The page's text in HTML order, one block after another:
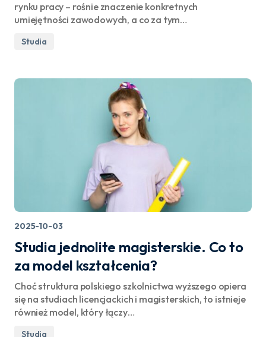
rynku pracy – rośnie znaczenie konkretnych
umiejętności zawodowych, a co za tym…
Studia
2025-10-03
Studia jednolite magisterskie. Co to
za model kształcenia?
Choć struktura polskiego szkolnictwa wyższego opiera
się na studiach licencjackich i magisterskich, to istnieje
również model, który łączy…
Studia